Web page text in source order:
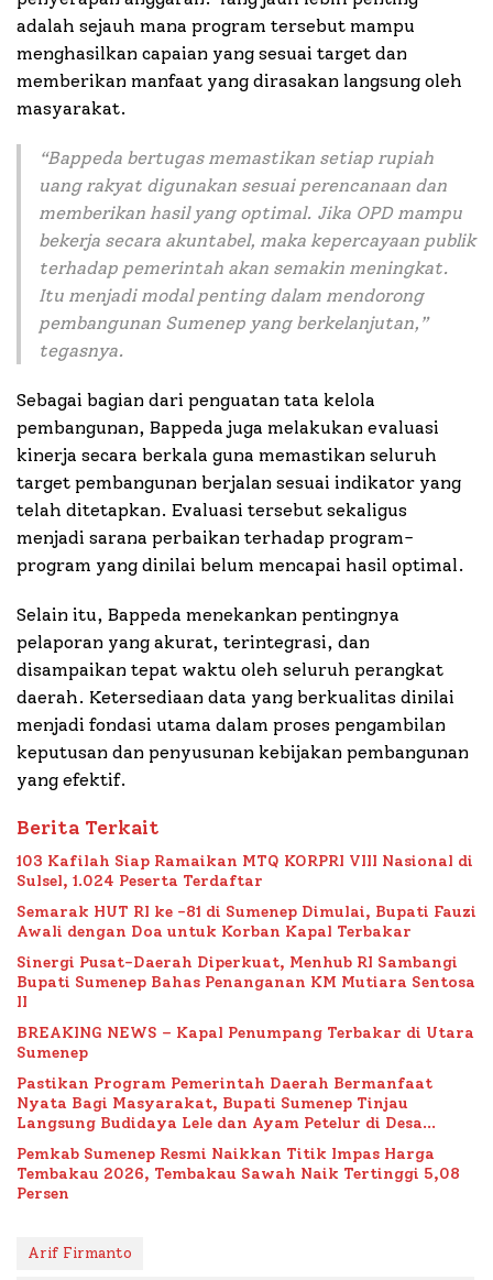
adalah sejauh mana program tersebut mampu
menghasilkan capaian yang sesuai target dan
memberikan manfaat yang dirasakan langsung oleh
masyarakat.
“Bappeda bertugas memastikan setiap rupiah
uang rakyat digunakan sesuai perencanaan dan
memberikan hasil yang optimal. Jika OPD mampu
bekerja secara akuntabel, maka kepercayaan publik
terhadap pemerintah akan semakin meningkat.
Itu menjadi modal penting dalam mendorong
pembangunan Sumenep yang berkelanjutan,”
tegasnya.
Sebagai bagian dari penguatan tata kelola
pembangunan, Bappeda juga melakukan evaluasi
kinerja secara berkala guna memastikan seluruh
target pembangunan berjalan sesuai indikator yang
telah ditetapkan. Evaluasi tersebut sekaligus
menjadi sarana perbaikan terhadap program-
program yang dinilai belum mencapai hasil optimal.
Selain itu, Bappeda menekankan pentingnya
pelaporan yang akurat, terintegrasi, dan
disampaikan tepat waktu oleh seluruh perangkat
daerah. Ketersediaan data yang berkualitas dinilai
menjadi fondasi utama dalam proses pengambilan
keputusan dan penyusunan kebijakan pembangunan
yang efektif.
Berita Terkait
103 Kafilah Siap Ramaikan MTQ KORPRI VIII Nasional di
Sulsel, 1.024 Peserta Terdaftar
Semarak HUT RI ke -81 di Sumenep Dimulai, Bupati Fauzi
Awali dengan Doa untuk Korban Kapal Terbakar
Sinergi Pusat-Daerah Diperkuat, Menhub RI Sambangi
Bupati Sumenep Bahas Penanganan KM Mutiara Sentosa
II
BREAKING NEWS – Kapal Penumpang Terbakar di Utara
Sumenep
Pastikan Program Pemerintah Daerah Bermanfaat
Nyata Bagi Masyarakat, Bupati Sumenep Tinjau
Langsung Budidaya Lele dan Ayam Petelur di Desa
Bataal Timur
Pemkab Sumenep Resmi Naikkan Titik Impas Harga
Tembakau 2026, Tembakau Sawah Naik Tertinggi 5,08
Persen
Arif Firmanto